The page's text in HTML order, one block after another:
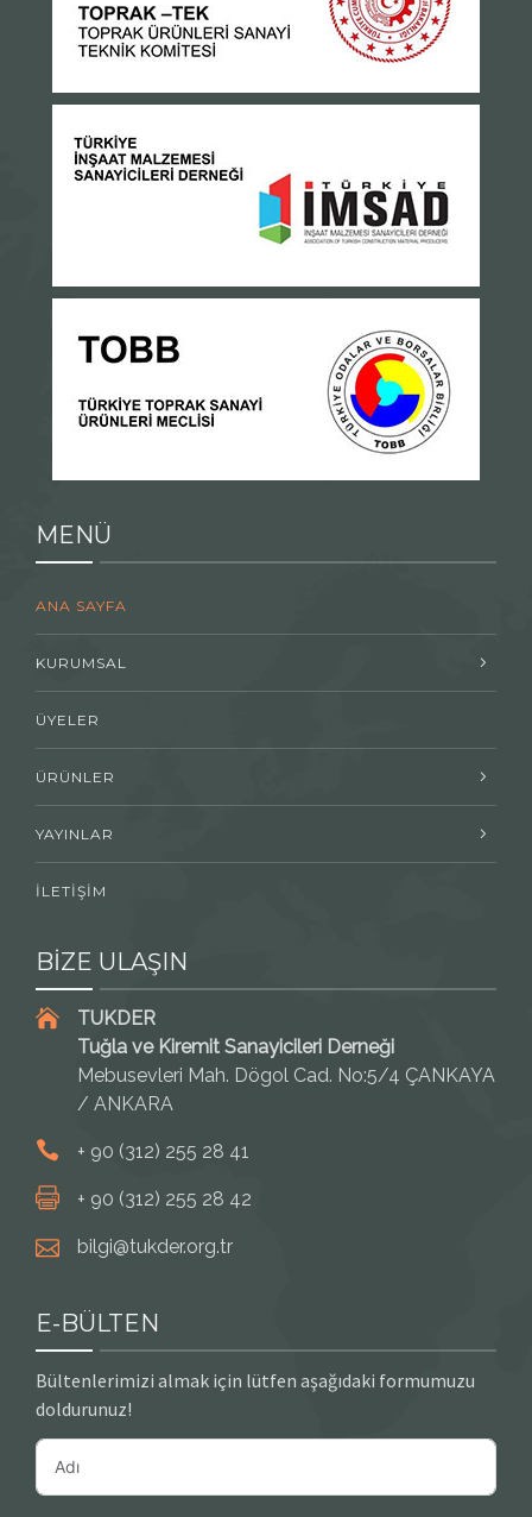
MENÜ
ANA SAYFA
KURUMSAL
ÜYELER
ÜRÜNLER
YAYINLAR
İLETİŞİM
BİZE ULAŞIN
TUKDER
Tuğla ve Kiremit Sanayicileri Derneği
Mebusevleri Mah. Dögol Cad. No:5/4 ÇANKAYA
/ ANKARA
+ 90 (312) 255 28 41
+ 90 (312) 255 28 42
bilgi@tukder.org.tr
E-BÜLTEN
Bültenlerimizi almak için lütfen aşağıdaki formumuzu
doldurunuz!